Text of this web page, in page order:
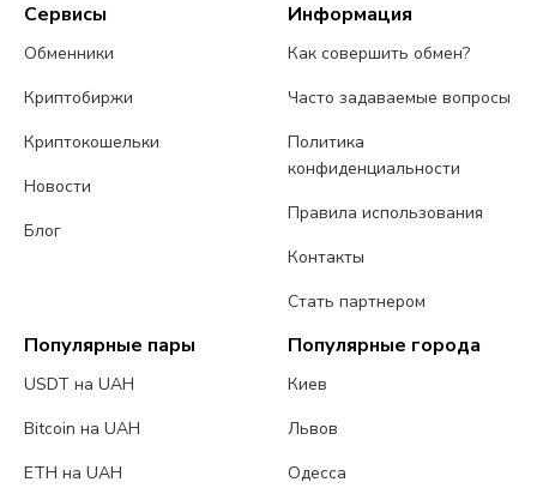
Сервисы
Обменники
Криптобиржи
Криптокошельки
Новости
Блог
Информация
Как совершить обмен?
Часто задаваемые вопросы
Политика
конфиденциальности
Правила использования
Контакты
Стать партнером
Популярные пары
USDT на UAH
Bitcoin на UAH
ETH на UAH
Популярные города
Киев
Львов
Одесса